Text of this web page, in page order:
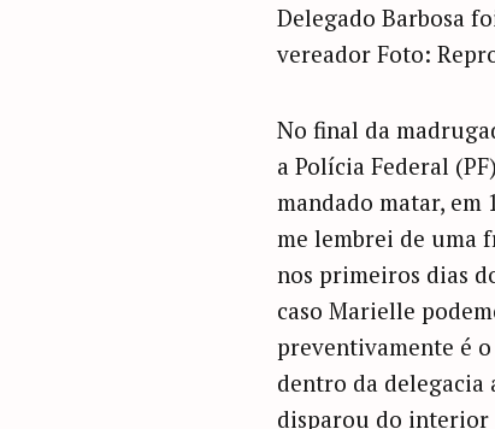
Delegado Barbosa
vereador Foto:
No final da
a Polícia Federal
mandado matar, em
me lembrei de uma
nos primeiros dias
caso Marielle
preventivamente é
dentro da
disparou do interior